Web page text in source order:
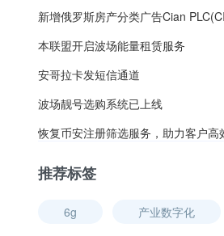
本联盟开启波场能量租赁服务
安哥拉卡发短信通道
波场靓号选购系统已上线
推荐标签
6g 产业数字化